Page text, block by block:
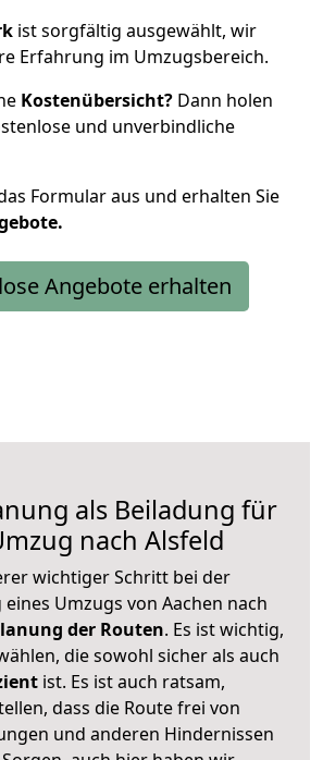
ist sorgfältig ausgewählt, wir
Erfahrung im Umzugsbereich.
Kostenübersicht? Dann holen
und unverbindliche
Formular aus und erhalten Sie
Angebote erhalten
als Beiladung für
nach Alsfeld
wichtiger Schritt bei der
Umzugs von Aachen nach
der Routen. Es ist wichtig,
die sowohl sicher als auch
ist. Es ist auch ratsam,
dass die Route frei von
und anderen Hindernissen